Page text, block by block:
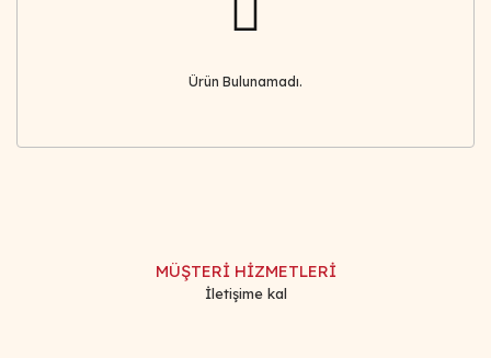
Ürün Bulunamadı.
MÜŞTERİ HİZMETLERİ
İletişime kal